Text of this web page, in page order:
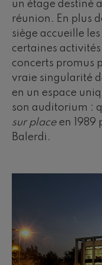
un étage destiné
réunion. En plus
siège accueille
certaines
concerts promus
vraie singularité
en un espace
son auditorium :
sur place en 1989
Balerdi.